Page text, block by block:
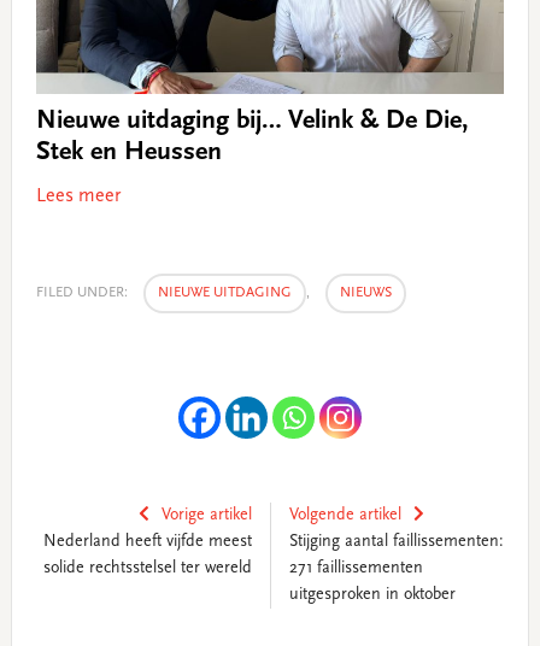
Nieuwe uitdaging bij… Velink & De Die,
Stek en Heussen
Lees meer
FILED UNDER: NIEUWE UITDAGING , NIEUWS
Vorige artikel
Nederland heeft vijfde meest
solide rechtsstelsel ter wereld
Volgende artikel
Stijging aantal faillissementen:
271 faillissementen
uitgesproken in oktober